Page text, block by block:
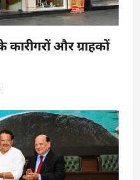
कारीगरों और ग्राहकों